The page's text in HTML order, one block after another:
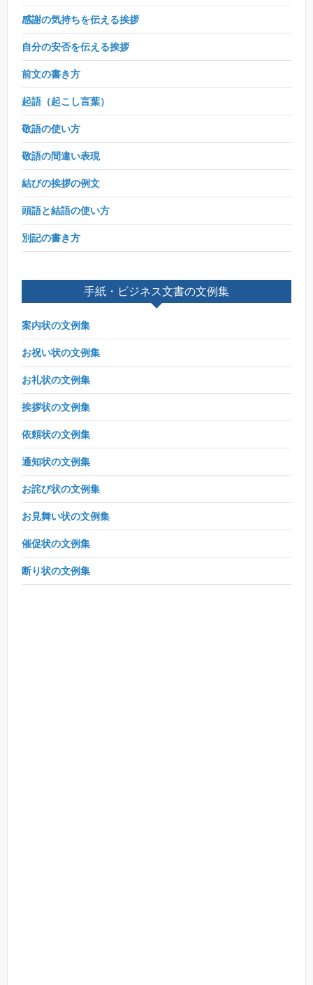
感謝の気持ちを伝える挨拶
自分の安否を伝える挨拶
前文の書き方
起語（起こし言葉）
敬語の使い方
敬語の間違い表現
結びの挨拶の例文
頭語と結語の使い方
別記の書き方
手紙・ビジネス文書の文例集
案内状の文例集
お祝い状の文例集
お礼状の文例集
挨拶状の文例集
依頼状の文例集
通知状の文例集
お詫び状の文例集
お見舞い状の文例集
催促状の文例集
断り状の文例集